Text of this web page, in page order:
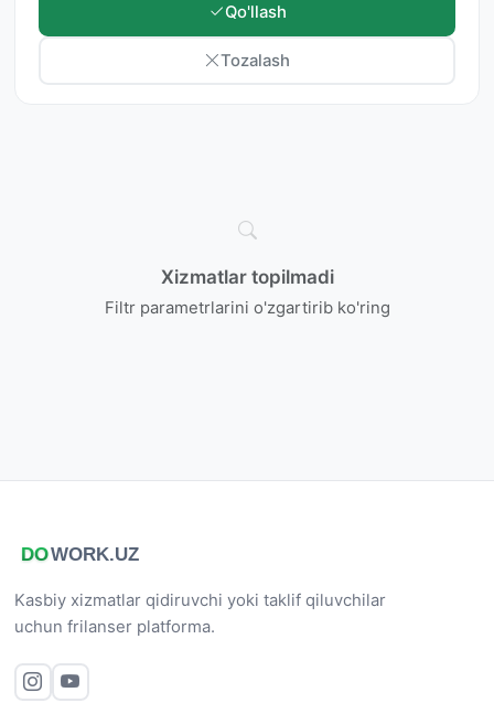
Qo'llash
Tozalash
Xizmatlar topilmadi
Filtr parametrlarini o'zgartirib ko'ring
Kasbiy xizmatlar qidiruvchi yoki taklif qiluvchilar
uchun frilanser platforma.